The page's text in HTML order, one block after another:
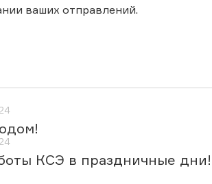
ваших отправлений.
КСЭ в праздничные дни!